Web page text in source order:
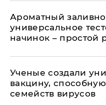
Ароматный
универсальное
начинок – простой
Ученые создали
вакцину,
семейств вирусов